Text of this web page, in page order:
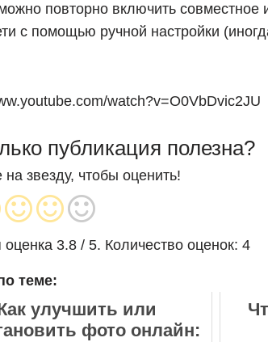
повторно включить совместное
с помощью ручной настройки
watch?v=O0VbDvic2JU
публикация полезна?
звезду, чтобы оценить!
оценка 3.8/ 5. Количество оценок: 4
теме:
улучшить или
фото онлайн: